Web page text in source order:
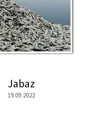
Jabaz
19.09.2022